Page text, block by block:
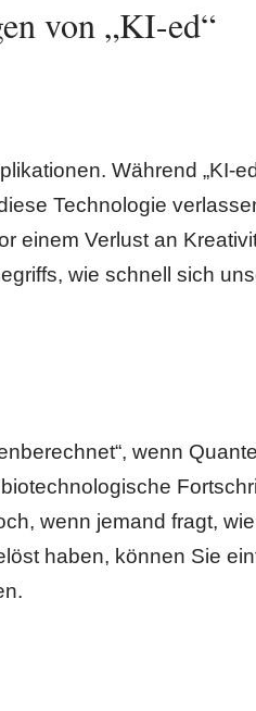
von „KI-ed“
Während „KI-
Technologie
einem Verlust an
wie schnell sich
wenn
wenn jemand fragt,
haben, können Sie